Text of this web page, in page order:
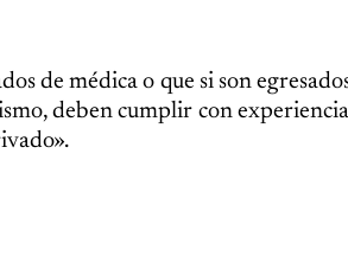
de médica o que si son
deben cumplir con